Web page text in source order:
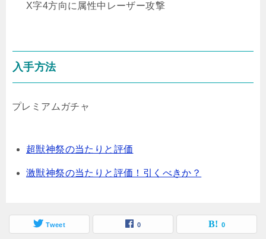
X字4方向に属性中レーザー攻撃
入手方法
プレミアムガチャ
超獣神祭の当たりと評価
激獣神祭の当たりと評価！引くべきか？
Tweet 0 0